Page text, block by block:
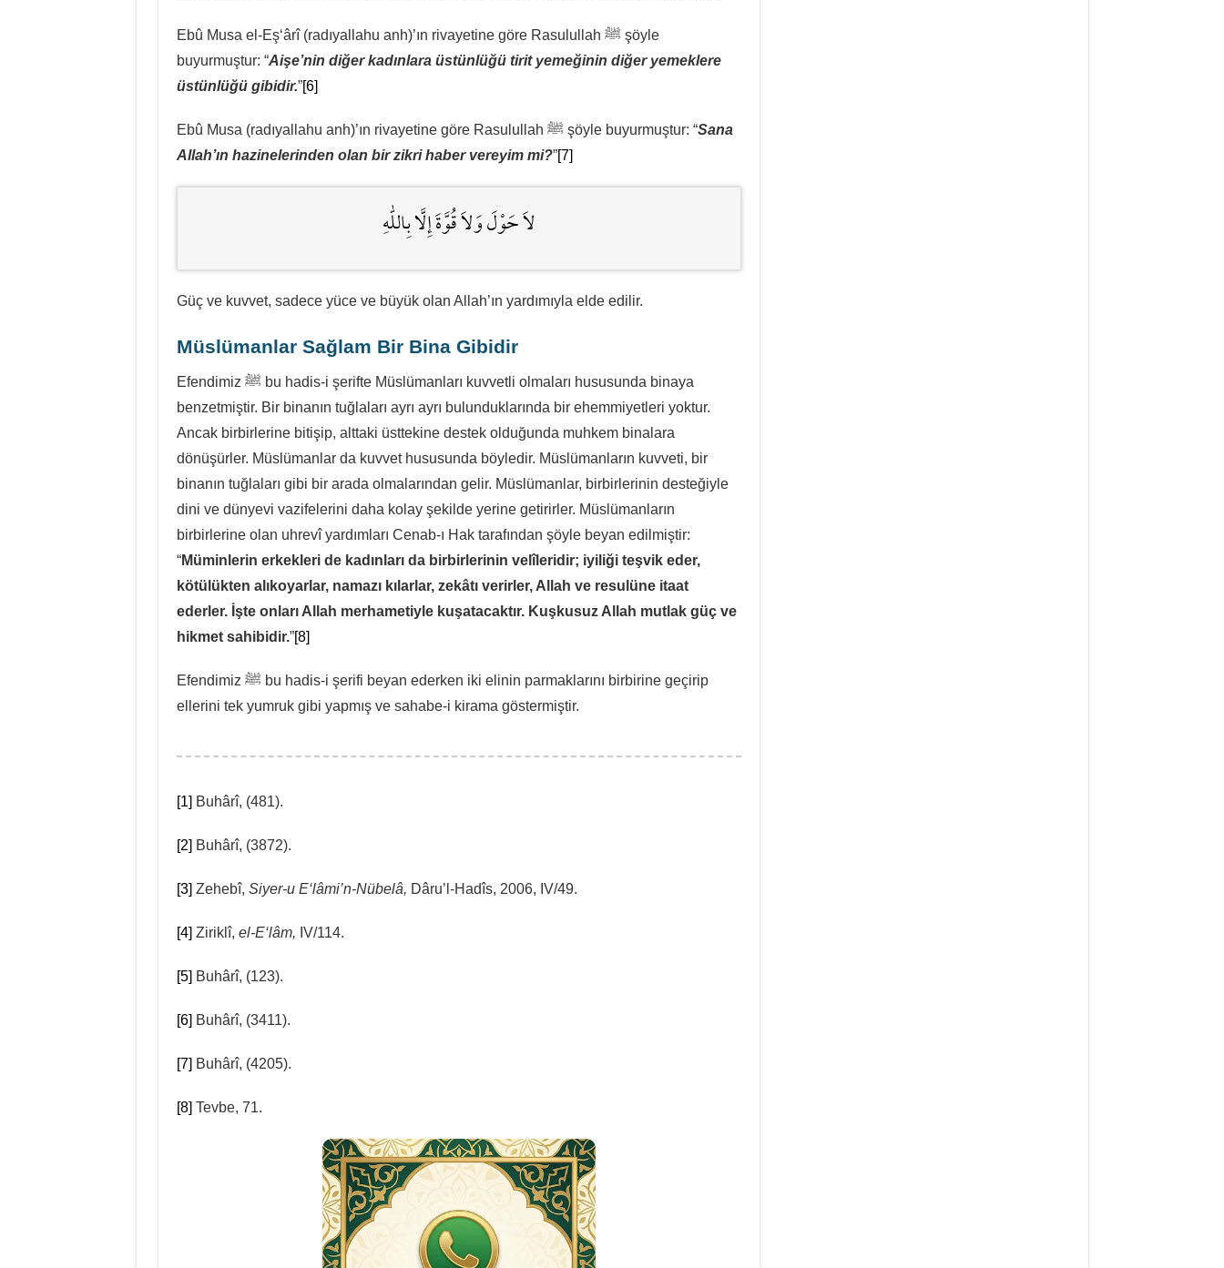
Ebû Musa el-Eş‘ârî (radıyallahu anh)’ın rivayetine göre Rasulullah ﷺ şöyle
buyurmuştur: “Aişe’nin diğer kadınlara üstünlüğü tirit yemeğinin diğer yemeklere
üstünlüğü gibidir.”[6]
Ebû Musa (radıyallahu anh)’ın rivayetine göre Rasulullah ﷺ şöyle buyurmuştur: “Sana
Allah’ın hazinelerinden olan bir zikri haber vereyim mi?”[7]
لاَ حَوْلَ وَلاَ قُوَّةَ إِلَّا بِاللّٰهِ
Güç ve kuvvet, sadece yüce ve büyük olan Allah’ın yardımıyla elde edilir.
Müslümanlar Sağlam Bir Bina Gibidir
Efendimiz ﷺ bu hadis-i şerifte Müslümanları kuvvetli olmaları hususunda binaya
benzetmiştir. Bir binanın tuğlaları ayrı ayrı bulunduklarında bir ehemmiyetleri yoktur.
Ancak birbirlerine bitişip, alttaki üsttekine destek olduğunda muhkem binalara
dönüşürler. Müslümanlar da kuvvet hususunda böyledir. Müslümanların kuvveti, bir
binanın tuğlaları gibi bir arada olmalarından gelir. Müslümanlar, birbirlerinin desteğiyle
dini ve dünyevi vazifelerini daha kolay şekilde yerine getirirler. Müslümanların
birbirlerine olan uhrevî yardımları Cenab-ı Hak tarafından şöyle beyan edilmiştir:
“Müminlerin erkekleri de kadınları da birbirlerinin velîleridir; iyiliği teşvik eder,
kötülükten alıkoyarlar, namazı kılarlar, zekâtı verirler, Allah ve resulüne itaat
ederler. İşte onları Allah merhametiyle kuşatacaktır. Kuşkusuz Allah mutlak güç ve
hikmet sahibidir.”[8]
Efendimiz ﷺ bu hadis-i şerifi beyan ederken iki elinin parmaklarını birbirine geçirip
ellerini tek yumruk gibi yapmış ve sahabe-i kirama göstermiştir.
[1] Buhârî, (481).
[2] Buhârî, (3872).
[3] Zehebî, Siyer-u E‘lâmi’n-Nübelâ, Dâru’l-Hadîs, 2006, IV/49.
[4] Ziriklî, el-E‘lâm, IV/114.
[5] Buhârî, (123).
[6] Buhârî, (3411).
[7] Buhârî, (4205).
[8] Tevbe, 71.